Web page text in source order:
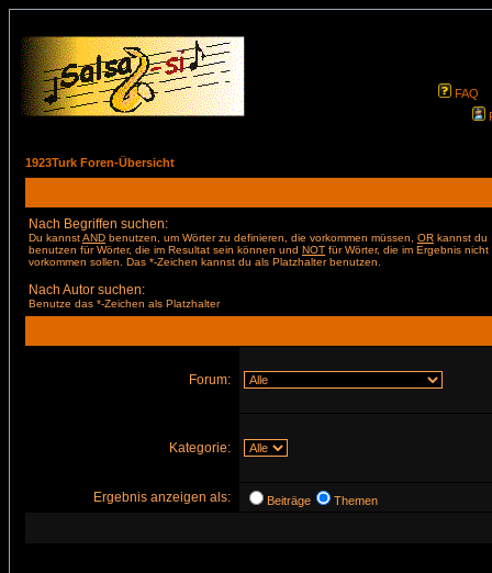
FAQ
1923Turk Foren-Übersicht
Nach Begriffen suchen:
Du kannstAND benutzen, um Wörter zu definieren, die vorkommen müssen, OR kannst du
benutzen für Wörter, die im Resultat sein können und NOT für Wörter, die im Ergebnis nicht
vorkommen sollen. Das *-Zeichen kannst du als Platzhalter benutzen.
Nach Autor suchen:
Benutze das *-Zeichen als Platzhalter
Forum:
Kategorie:
Ergebnis anzeigen als: Beiträge Themen